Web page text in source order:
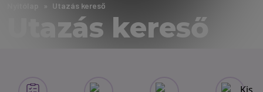
Utazás kereső
Utazás kereső